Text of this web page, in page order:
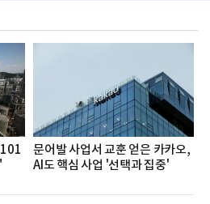
＊가 공동 주관
농협캐피탈 MZ
참여조직으로, 조
위한 다양한 활동
영향력을 조직전
문어발 사업서 교훈 얻은 카카오,
AI도 핵심 사업 '선택과 집중'